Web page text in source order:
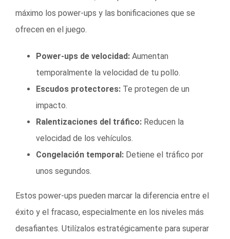
máximo los power-ups y las bonificaciones que se
ofrecen en el juego.
Power-ups de velocidad: Aumentan
temporalmente la velocidad de tu pollo.
Escudos protectores: Te protegen de un
impacto.
Ralentizaciones del tráfico: Reducen la
velocidad de los vehículos.
Congelación temporal: Detiene el tráfico por
unos segundos.
Estos power-ups pueden marcar la diferencia entre el
éxito y el fracaso, especialmente en los niveles más
desafiantes. Utilízalos estratégicamente para superar